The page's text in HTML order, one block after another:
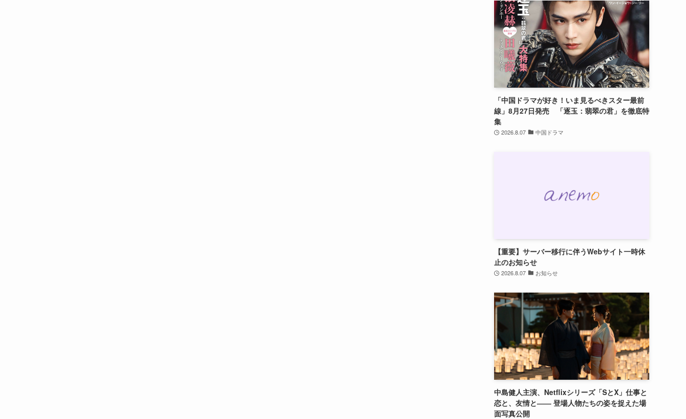
「中国ドラマが好き！いま見るべきスター最前
線」8月27日発売 「逐玉：翡翠の君」を徹底特
集
2026.8.07 中国ドラマ
【重要】サーバー移行に伴うWebサイト一時休
止のお知らせ
2026.8.07 お知らせ
中島健人主演、Netflixシリーズ「SとX」仕事と
恋と、友情と―― 登場人物たちの姿を捉えた場
面写真公開